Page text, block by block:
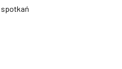
spotkań